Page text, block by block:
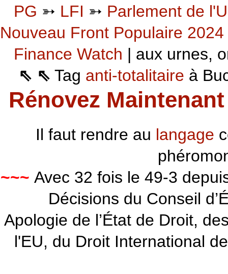
PG ➳ LFI ➳ Parlement de
Nouveau Front Populaire 2024
Finance Watch | aux urnes,
⇖ ⇖ Tag anti-totalitaire à
Rénovez
Il faut rendre au langage
~~~ Avec 32 fois le 49-3
Décisions du Conseil
Apologie de l’État de Droit,
l'EU, du Droit International